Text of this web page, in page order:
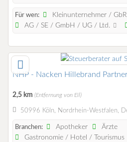
Für wen:
Kleinunternehmer /
AG / SE / GmbH / UG / Ltd.
NHP - Nacken Hillebrand
2,5 km (Entfernung von Eil)
50996 Köln, Nordrhein-Westfalen,
Branchen: Apotheker
Ärzte
Gastronomie / Hotel / Tourismus